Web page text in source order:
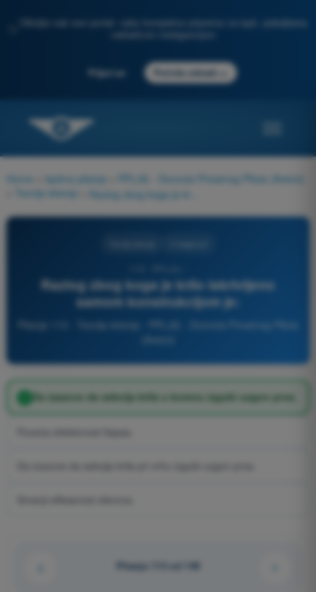
Otkrijte naš novi portal: vaša kompletna priprema za ispit, poboljšana
Prijavi se Počnite odmah
Home Ispitna pitanja
PPL(A) - Dozvola Privatnog Pilota (Avioni)
Teorija letenja
Razlog zbog koga je krilo iskrivljeno
samom konstrukcijom je:
Da izazove da sekcija krila u korenu izgubi uzgon prva.
Pitanje 113 od 149